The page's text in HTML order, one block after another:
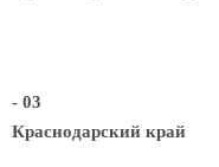
- 03
Краснодарский край